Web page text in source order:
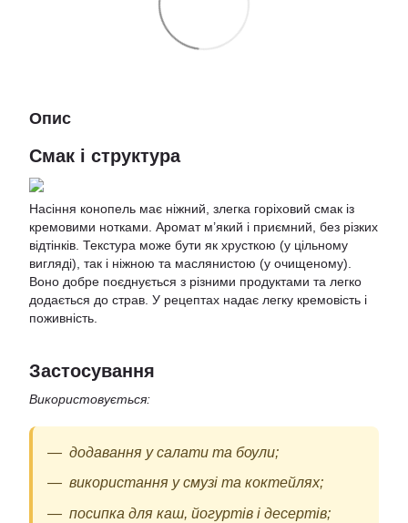
Опис
Смак і структура
Насіння конопель має ніжний, злегка горіховий смак із
кремовими нотками. Аромат м’який і приємний, без різких
відтінків. Текстура може бути як хрусткою (у цільному
вигляді), так і ніжною та маслянистою (у очищеному).
Воно добре поєднується з різними продуктами та легко
додається до страв. У рецептах надає легку кремовість і
поживність.
Застосування
Використовується:
додавання у салати та боули;
використання у смузі та коктейлях;
посипка для каш, йогуртів і десертів;